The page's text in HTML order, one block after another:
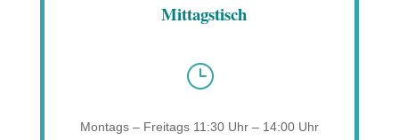
Mittagstisch
}
Montags – Freitags 11:30 Uhr – 14:00 Uhr